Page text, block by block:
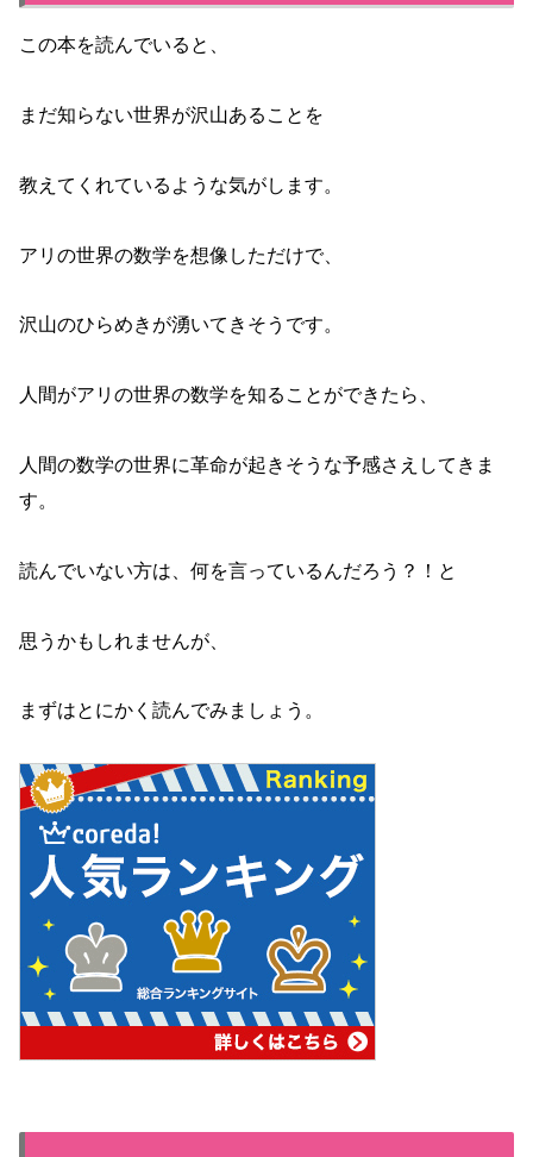
この本を読んでいると、
まだ知らない世界が沢山あることを
教えてくれているような気がします。
アリの世界の数学を想像しただけで、
沢山のひらめきが湧いてきそうです。
人間がアリの世界の数学を知ることができたら、
人間の数学の世界に革命が起きそうな予感さえしてきま
す。
読んでいない方は、何を言っているんだろう？！と
思うかもしれませんが、
まずはとにかく読んでみましょう。